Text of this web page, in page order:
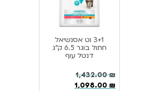
3+1 וט אסנשיאל
חתול בוגר 6.5 ק”ג
דנטל עוף
1,432.00₪
1,098.00 ₪